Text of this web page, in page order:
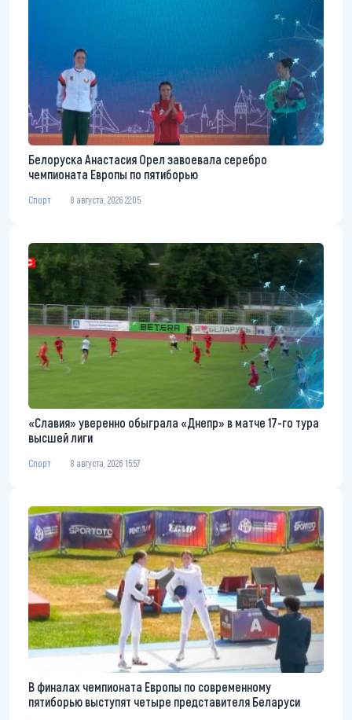
Белоруска Анастасия Орел завоевала серебро
чемпионата Европы по пятиборью
Спорт 8 августа, 2026 22:05
«Славия» уверенно обыграла «Днепр» в матче 17-го тура
высшей лиги
Спорт 8 августа, 2026 15:57
В финалах чемпионата Европы по современному
пятиборью выступят четыре представителя Беларуси